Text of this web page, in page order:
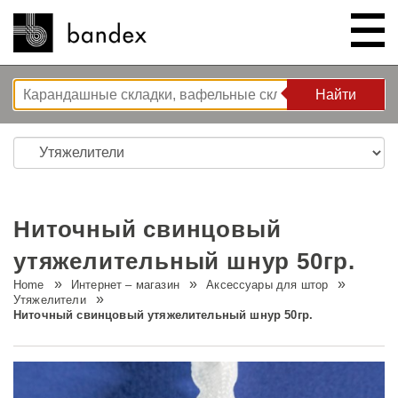
ИНТЕРНЕТ – МАГАЗИН
КОРЗИНА РЕШЕНИЙ
Решения для спальни
Новые разработки
Волновая система L’ONDA
O НАС
Компания
Тур по компании
ИНСТРУКЦИИ/СОВЕТЫ И
РЕКОМЕНДАЦИИ
Найти
Найти
Ниточный свинцовый
утяжелительный шнур 50гр.
Home Интернет – магазин
Аксессуары для штор
Утяжелители
Ниточный свинцовый утяжелительный шнур 50гр.